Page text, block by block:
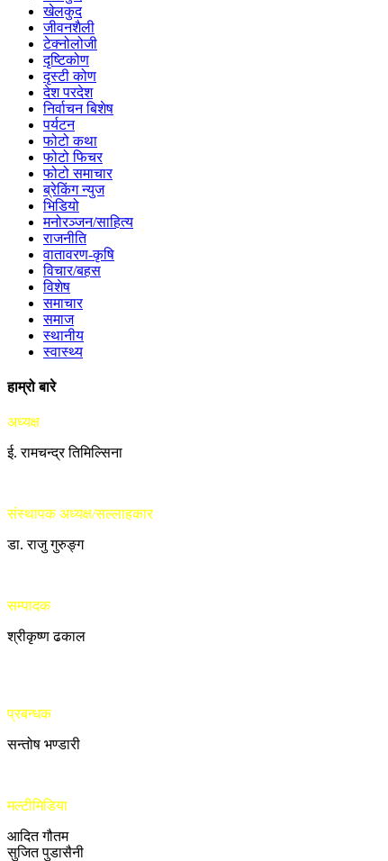
खेलकुद
जीवनशैली
टेक्नोलोजी
दृष्टिकोण
दृस्टी कोण
देश परदेश
निर्वाचन बिशेष
पर्यटन
फोटो कथा
फोटो फिचर
फोटो समाचार
ब्रेकिंग न्युज
भिडियो
मनोरञ्जन/साहित्य
राजनीति
वातावरण-कृषि
विचार/बहस
विशेष
समाचार
समाज
स्थानीय
स्वास्थ्य
हाम्रो बारे
अध्यक्ष
ई. रामचन्द्र तिमिल्सिना
संस्थापक अध्यक्ष/सल्लाहकार
डा. राजु गुरुङ्ग
सम्पादक
श्रीकृष्ण ढकाल
प्रबन्धक
सन्तोष भण्डारी
मल्टीमिडिया
आदित गौतम
सुजित पुडासैनी